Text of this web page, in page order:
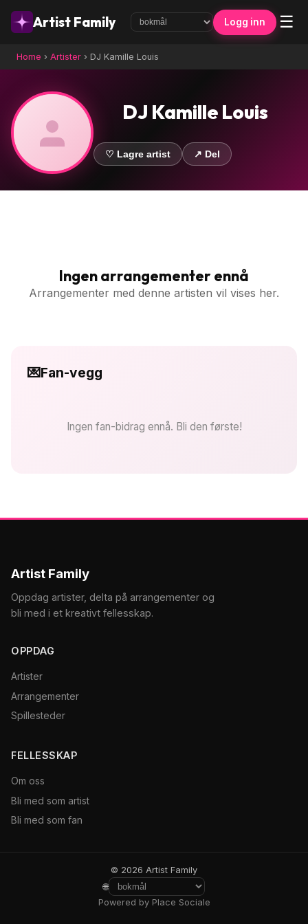
Artist Family Logg inn ☰
Home › Artister › DJ Kamille Louis
DJ Kamille Louis
♡ Lagre artist ↗ Del
Ingen arrangementer ennå
Arrangementer med denne artisten vil vises her.
💌Fan-vegg
Ingen fan-bidrag ennå. Bli den første!
Artist Family
Oppdag artister, delta på arrangementer og
bli med i et kreativt fellesskap.
OPPDAG
Artister
Arrangementer
Spillesteder
FELLESSKAP
Om oss
Bli med som artist
Bli med som fan
© 2026 Artist Family
🌐
Powered by Place Sociale